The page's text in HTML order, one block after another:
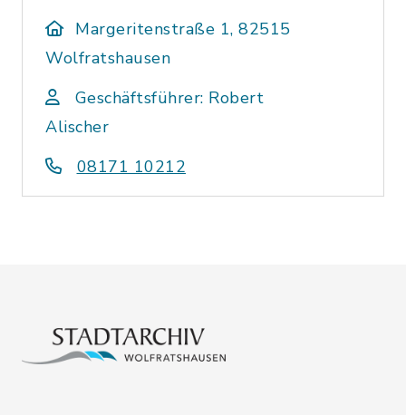
Margeritenstraße 1, 82515
Wolfratshausen
Geschäftsführer: Robert
Alischer
08171 10212